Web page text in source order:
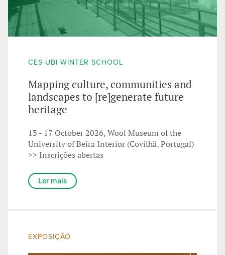
CES-UBI WINTER SCHOOL
Mapping culture, communities and
landscapes to [re]generate future
heritage
13 - 17 October 2026, Wool Museum of the
University of Beira Interior (Covilhã, Portugal)
>> Inscrições abertas
Ler mais
EXPOSIÇÃO